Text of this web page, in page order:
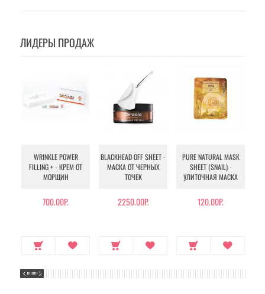
ЛИДЕРЫ ПРОДАЖ
WRINKLE POWER
FILLING + - КРЕМ ОТ
МОРЩИН
700.00Р.
BLACKHEAD OFF SHEET -
МАСКА ОТ ЧЕРНЫХ
ТОЧЕК
2250.00Р.
PURE NATURAL MASK
SHEET (SNAIL) -
УЛИТОЧНАЯ МАСКА
120.00Р.